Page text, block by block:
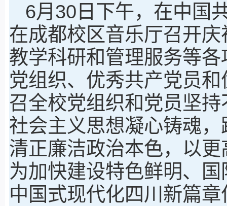
6月30日下午，在中国
在成都校区音乐厅召开
教学科研和管理服务等
党组织、优秀共产党员
召全校党组织和党员坚
社会主义思想凝心铸魂
清正廉洁政治本色，以
为加快建设特色鲜明、
中国式现代化四川新篇